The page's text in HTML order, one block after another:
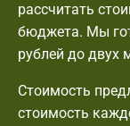
рассчитать
бюджета. Мы
рублей до двух
Стоимость
стоимость